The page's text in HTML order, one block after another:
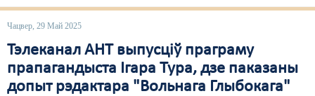
Чацвер, 29 Май 2025
Тэлеканал АНТ выпусціў праграму
прапагандыста Ігара Тура, дзе паказаны
допыт рэдактара "Вольнага Глыбокага"
Пэнітэнцыярная сыстэма
Распальваньне варожасьці
Рознае